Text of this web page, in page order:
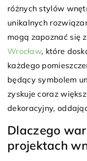
różnych stylów
unikalnych
mogą zapoznać się
Wrocław, które
każdego
będący symbolem
zyskuje coraz
dekoracyjny,
Dlaczego
projektach